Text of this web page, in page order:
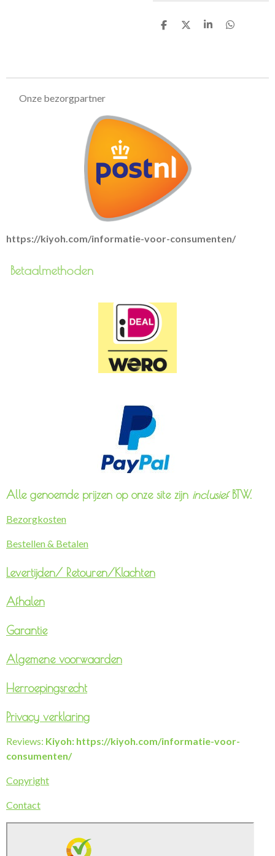
D
D
S
D
Onze bezorgpartner
https://kiyoh.com/informatie-voor-consumenten/
Betaalmethoden
Alle genoemde prijzen op onze site zijn inclusiefBTW.
Bezorgkosten
Bestellen & Betalen
Levertijden/ Retouren/Klachten
Afhalen
Garantie
Algemene voorwaarden
Herroepingsrecht
Privacy verklaring
Reviews: Kiyoh: https://kiyoh.com/informatie-voor-
consumenten/
Copyright
Contact